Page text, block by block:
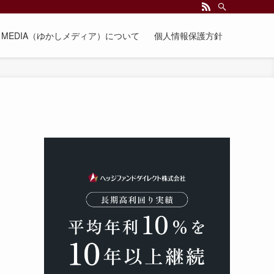
（ゆかしメディア）について 個人情報保護方針